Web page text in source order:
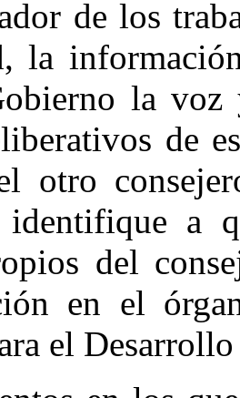
de los
la
la voz
de
otro
identifique a
del
en el
el